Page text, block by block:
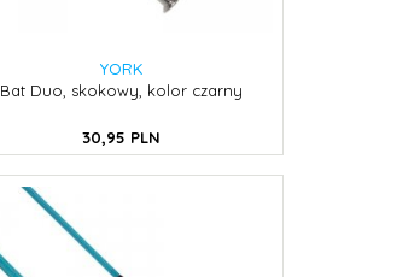
YORK
Bat Duo, skokowy, kolor czarny
30,95 PLN